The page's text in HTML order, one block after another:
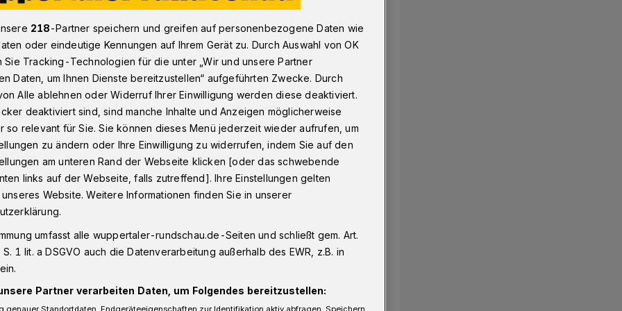
Gespräche auf den Stufen
den Stufen
OB-Kandidat Guido Gallenkamp lädt zu
ein. Eines davon findet am Sonntag
18:30 Uhr auf den Stufen des Hauses
Scholl-Platz statt.
218-Partner speichern und greifen auf personenbezogene Daten wie
oder eindeutige Kennungen auf Ihrem Gerät zu. Durch Auswahl von OK
Sie Tracking-Technologien für die unter „Wir und unsere Partner
Daten, um Ihnen Dienste bereitzustellen“ aufgeführten Zwecke. Durch
Alle ablehnen oder Widerruf Ihrer Einwilligung werden diese deaktiviert.
deaktiviert sind, sind manche Inhalte und Anzeigen möglicherweise
so relevant für Sie. Sie können dieses Menü jederzeit wieder aufrufen, um
zu ändern oder Ihre Einwilligung zu widerrufen, indem Sie auf den
am unteren Rand der Webseite klicken [oder das schwebende
links auf der Webseite, falls zutreffend]. Ihre Einstellungen gelten
Website. Weitere Informationen finden Sie in unserer
umfasst alle wuppertaler-rundschau.de-Seiten und schließt gem. Art.
1 lit. a DSGVO auch die Datenverarbeitung außerhalb des EWR, z.B. in
Partner verarbeiten Daten, um Folgendes bereitzustellen:
genauer Standortdaten. Endgeräteeigenschaften zur Identifikation aktiv abfragen. Speichern